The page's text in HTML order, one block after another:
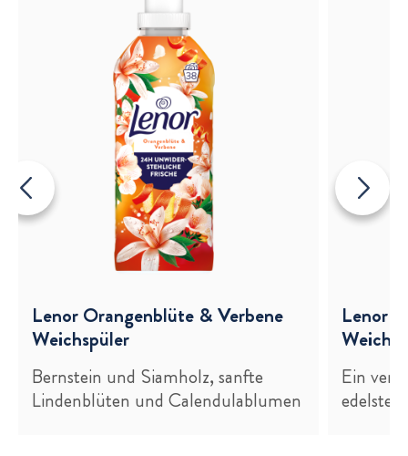
Lenor Orangenblüte & Verbene
Weichspüler
Bernstein und Siamholz, sanfte
Lindenblüten und Calendulablumen
Lenor
Ein
edelster